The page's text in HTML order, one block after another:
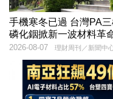
手機寒冬已過 台灣PA
磷化銦掀新一波材料革
理財周刊／新聞中
2026-08-07